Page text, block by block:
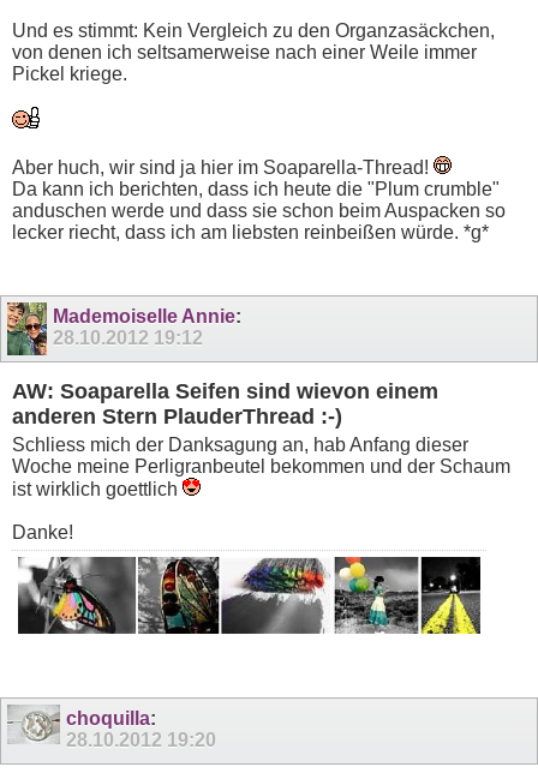
Und es stimmt: Kein Vergleich zu den Organzasäckchen,
von denen ich seltsamerweise nach einer Weile immer
Pickel kriege.
Aber huch, wir sind ja hier im Soaparella-Thread!
Da kann ich berichten, dass ich heute die "Plum crumble"
anduschen werde und dass sie schon beim Auspacken so
lecker riecht, dass ich am liebsten reinbeißen würde. *g*
Mademoiselle Annie:
28.10.2012 19:12
AW: Soaparella Seifen sind wievon einem
anderen Stern PlauderThread :-)
Schliess mich der Danksagung an, hab Anfang dieser
Woche meine Perligranbeutel bekommen und der Schaum
ist wirklich goettlich
Danke!
choquilla:
28.10.2012 19:20